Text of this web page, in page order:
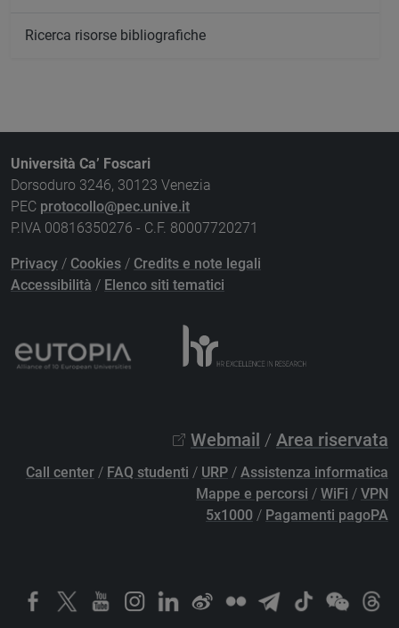
Ricerca risorse bibliografiche
Università Ca’ Foscari
Dorsoduro 3246, 30123 Venezia
PEC protocollo@pec.unive.it
P.IVA 00816350276 - C.F. 80007720271
Privacy / Cookies / Credits e note legali
Accessibilità / Elenco siti tematici
Webmail / Area riservata
Call center / FAQ studenti / URP / Assistenza informatica
Mappe e percorsi / WiFi / VPN
5x1000 / Pagamenti pagoPA